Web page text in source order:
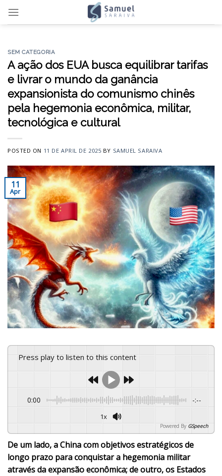
SEM CATEGORIA
A ação dos EUA busca equilibrar tarifas
e livrar o mundo da ganância
expansionista do comunismo chinês
pela hegemonia econômica, militar,
tecnológica e cultural
POSTED ON 11 DE APRIL DE 2025 BY SAMUEL SARAIVA
11
Apr
Press play to listen to this content
0:00 -:--
1x
Powered By GSpeech
De um lado, a China com objetivos estratégicos de
longo prazo para conquistar a hegemonia militar
através da expansão econômica; de outro, os Estados